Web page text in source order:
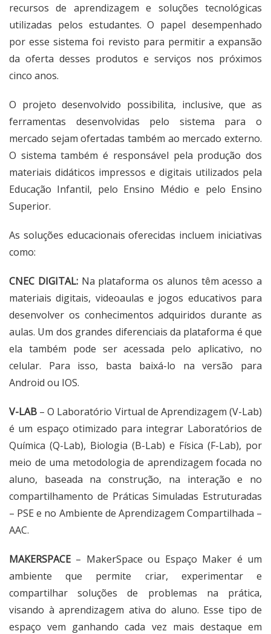
recursos de aprendizagem e soluções tecnológicas
utilizadas pelos estudantes. O papel desempenhado
por esse sistema foi revisto para permitir a expansão
da oferta desses produtos e serviços nos próximos
cinco anos.
O projeto desenvolvido possibilita, inclusive, que as
ferramentas desenvolvidas pelo sistema para o
mercado sejam ofertadas também ao mercado externo.
O sistema também é responsável pela produção dos
materiais didáticos impressos e digitais utilizados pela
Educação Infantil, pelo Ensino Médio e pelo Ensino
Superior.
As soluções educacionais oferecidas incluem iniciativas
como:
CNEC DIGITAL: Na plataforma os alunos têm acesso a
materiais digitais, videoaulas e jogos educativos para
desenvolver os conhecimentos adquiridos durante as
aulas. Um dos grandes diferenciais da plataforma é que
ela também pode ser acessada pelo aplicativo, no
celular. Para isso, basta baixá-lo na versão para
Android ou IOS.
V-LAB – O Laboratório Virtual de Aprendizagem (V-Lab)
é um espaço otimizado para integrar Laboratórios de
Química (Q-Lab), Biologia (B-Lab) e Física (F-Lab), por
meio de uma metodologia de aprendizagem focada no
aluno, baseada na construção, na interação e no
compartilhamento de Práticas Simuladas Estruturadas
– PSE e no Ambiente de Aprendizagem Compartilhada –
AAC.
MAKERSPACE – MakerSpace ou Espaço Maker é um
ambiente que permite criar, experimentar e
compartilhar soluções de problemas na prática,
visando à aprendizagem ativa do aluno. Esse tipo de
espaço vem ganhando cada vez mais destaque em